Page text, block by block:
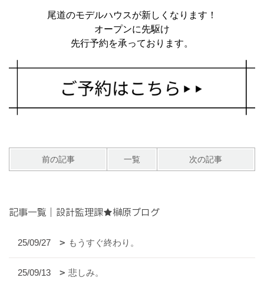
尾道のモデルハウスが新しくなります！
オープンに先駆け
先行予約を承っております。
前の記事 一覧 次の記事
記事一覧｜設計監理課★榊原ブログ
25/09/27 もうすぐ終わり。
25/09/13 悲しみ。